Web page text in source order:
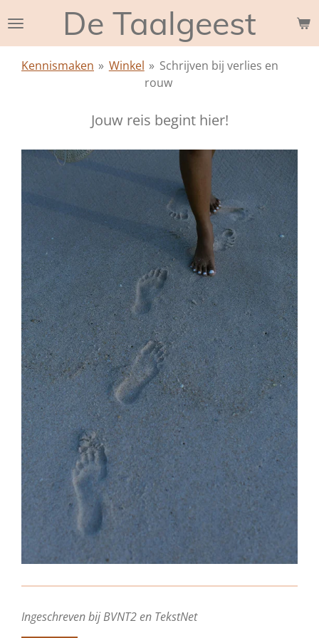
direct
naar
De Taalgeest
Kennismaken » Winkel » Schrijven bij verlies en
rouw
Jouw reis begint hier!
Ingeschreven bij BVNT2 en TekstNet